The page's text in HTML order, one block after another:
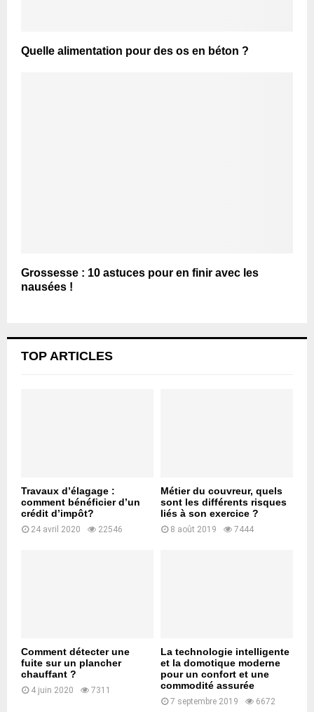
Quelle alimentation pour des os en béton ?
Grossesse : 10 astuces pour en finir avec les
nausées !
TOP ARTICLES
Travaux d’élagage :
comment bénéficier d’un
crédit d’impôt?
24 avril 2020 22546
Métier du couvreur, quels
sont les différents risques
liés à son exercice ?
8 août 2019 7444
Comment détecter une
fuite sur un plancher
chauffant ?
4 juin 2020 7311
La technologie intelligente
et la domotique moderne
pour un confort et une
commodité assurée
7 septembre 2019 6672